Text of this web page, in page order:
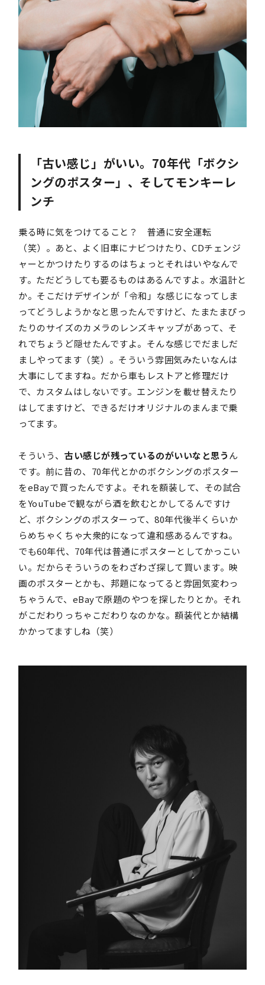
「古い感じ」がいい。70年代「ボクシ
ングのポスター」、そしてモンキーレ
ンチ
乗る時に気をつけてること？ 普通に安全運転
（笑）。あと、よく旧車にナビつけたり、CDチェンジ
ャーとかつけたりするのはちょっとそれはいやなんで
す。ただどうしても要るものはあるんですよ。水温計と
か。そこだけデザインが「令和」な感じになってしま
ってどうしようかなと思ったんですけど、たまたまぴっ
たりのサイズのカメラのレンズキャップがあって、そ
れでちょうど隠せたんですよ。そんな感じでだましだ
ましやってます（笑）。そういう雰囲気みたいなんは
大事にしてますね。だから車もレストアと修理だけ
で、カスタムはしないです。エンジンを載せ替えたり
はしてますけど、できるだけオリジナルのまんまで乗
ってます。
そういう、 古い感じが残っているのがいいなと思うん
です。前に昔の、70年代とかのボクシングのポスター
をeBayで買ったんですよ。それを額装して、その試合
をYouTubeで観ながら酒を飲むとかしてるんですけ
ど、ボクシングのポスターって、80年代後半くらいか
らめちゃくちゃ大衆的になって違和感あるんですね。
でも60年代、70年代は普通にポスターとしてかっこい
い。だからそういうのをわざわざ探して買います。映
画のポスターとかも、邦題になってると雰囲気変わっ
ちゃうんで、eBayで原題のやつを探したりとか。それ
がこだわりっちゃこだわりなのかな。額装代とか結構
かかってますしね（笑）